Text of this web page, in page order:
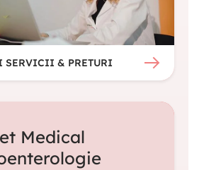
SERVICII & PRETURI
Medical